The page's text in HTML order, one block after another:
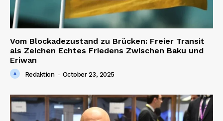
Vom Blockadezustand zu Brücken: Freier Transit
als Zeichen Echtes Friedens Zwischen Baku und
Eriwan
Redaktion - October 23, 2025